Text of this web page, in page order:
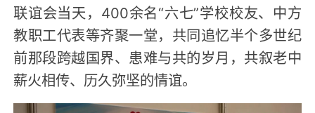
联谊会当天，400余名“六七”学校校友、中方
教职工代表等齐聚一堂，共同追忆半个多世纪
前那段跨越国界、患难与共的岁月，共叙老中
薪火相传、历久弥坚的情谊。